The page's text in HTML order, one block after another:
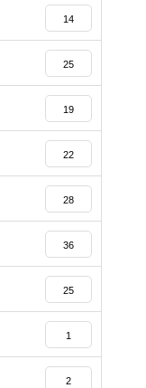
14
25
19
22
28
36
25
1
2